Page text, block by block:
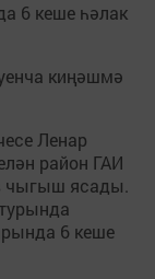
6 кеше һәлак
киңәшмә
Ленар
район ГАИ
чыгыш ясады.
6 кеше